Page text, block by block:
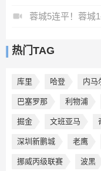
热门TAG
库里 哈登 内马
巴塞罗那 利物浦
掘金 文班亚马
深圳新鹏城 老鹰
挪威丙级联赛 波黑